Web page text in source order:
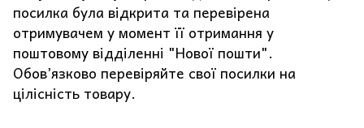
посилка була відкрита та перевірена
отримувачем у момент її отримання у
поштовому відділенні "Нової пошти".
Обов’язково перевіряйте свої посилки на
цілісність товару.